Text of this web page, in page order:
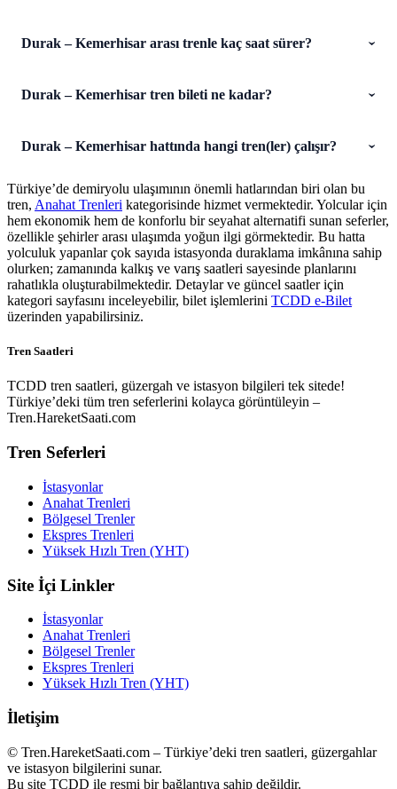
Durak – Kemerhisar arası trenle kaç saat sürer?
Durak – Kemerhisar tren bileti ne kadar?
Durak – Kemerhisar hattında hangi tren(ler) çalışır?
Türkiye’de demiryolu ulaşımının önemli hatlarından biri olan bu
tren, Anahat Trenleri kategorisinde hizmet vermektedir. Yolcular için
hem ekonomik hem de konforlu bir seyahat alternatifi sunan seferler,
özellikle şehirler arası ulaşımda yoğun ilgi görmektedir. Bu hatta
yolculuk yapanlar çok sayıda istasyonda duraklama imkânına sahip
olurken; zamanında kalkış ve varış saatleri sayesinde planlarını
rahatlıkla oluşturabilmektedir. Detaylar ve güncel saatler için
kategori sayfasını inceleyebilir, bilet işlemlerini TCDD e-Bilet
üzerinden yapabilirsiniz.
Tren Saatleri
TCDD tren saatleri, güzergah ve istasyon bilgileri tek sitede!
Türkiye’deki tüm tren seferlerini kolayca görüntüleyin –
Tren.HareketSaati.com
Tren Seferleri
İstasyonlar
Anahat Trenleri
Bölgesel Trenler
Ekspres Trenleri
Yüksek Hızlı Tren (YHT)
Site İçi Linkler
İstasyonlar
Anahat Trenleri
Bölgesel Trenler
Ekspres Trenleri
Yüksek Hızlı Tren (YHT)
İletişim
© Tren.HareketSaati.com – Türkiye’deki tren saatleri, güzergahlar
ve istasyon bilgilerini sunar.
Bu site TCDD ile resmi bir bağlantıya sahip değildir.